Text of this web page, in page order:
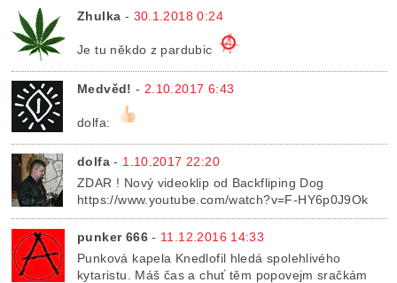
Zhulka - 30.1.2018 0:24
Je tu někdo z pardubic
Medvěd! - 2.10.2017 6:43
dolfa:
dolfa - 1.10.2017 22:20
ZDAR ! Nový videoklip od Backfliping Dog
https://www.youtube.com/watch?v=F-HY6p0J9Ok
punker 666- 11.12.2016 14:33
Punková kapela Knedlofil hledá spolehlivého
kytaristu. Máš čas a chuť těm popovejm sračkám